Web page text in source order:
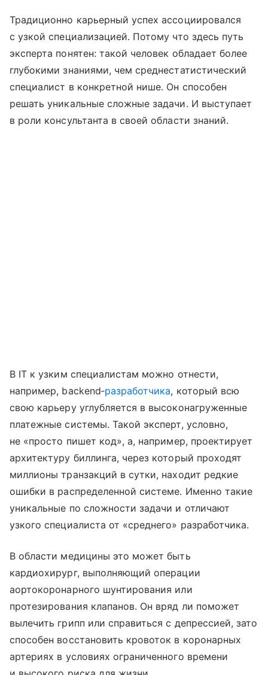
Традиционно карьерный успех ассоциировался
с узкой специализацией. Потому что здесь путь
эксперта понятен: такой человек обладает более
глубокими знаниями, чем среднестатистический
специалист в конкретной нише. Он способен
решать уникальные сложные задачи. И выступает
в роли консультанта в своей области знаний.
В IT к узким специалистам можно отнести,
например, backend‑разработчика, который всю
свою карьеру углубляется в высоконагруженные
платежные системы. Такой эксперт, условно,
не «просто пишет код», а, например, проектирует
архитектуру биллинга, через который проходят
миллионы транзакций в сутки, находит редкие
ошибки в распределенной системе. Именно такие
уникальные по сложности задачи и отличают
узкого специалиста от «среднего» разработчика.
В области медицины это может быть
кардиохирург, выполняющий операции
аортокоронарного шунтирования или
протезирования клапанов. Он вряд ли поможет
вылечить грипп или справиться с депрессией, зато
способен восстановить кровоток в коронарных
артериях в условиях ограниченного времени